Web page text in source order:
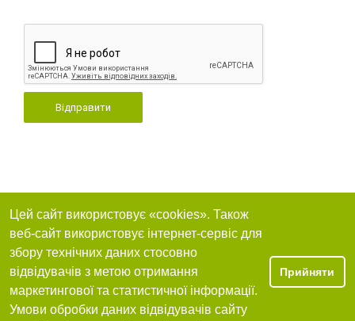
Відправити
Цей сайт використовує «cookies». Також
веб-сайт використовує інтернет-сервіс для
збору технічних даних стосовно
відвідувачів з метою отримання
маркетингової та статистичної інформації.
Умови обробки даних відвідувачів сайту
Прийняти